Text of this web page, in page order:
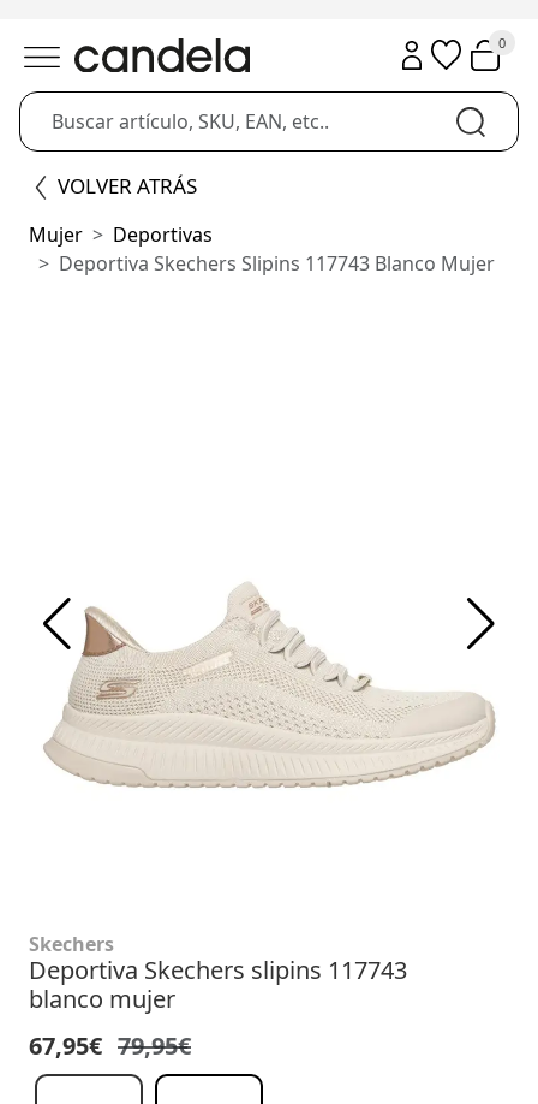
0
VOLVER ATRÁS
Mujer
Deportivas
Deportiva Skechers Slipins 117743 Blanco Mujer
Skechers
Deportiva Skechers slipins 117743
blanco mujer
67,95€ 79,95€